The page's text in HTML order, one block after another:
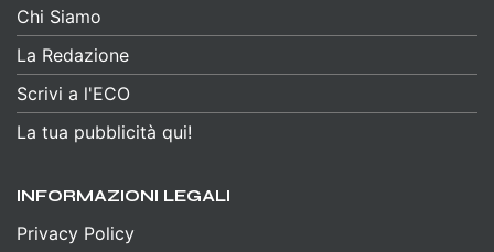
Chi Siamo
La Redazione
Scrivi a l'ECO
La tua pubblicità qui!
INFORMAZIONI LEGALI
Privacy Policy